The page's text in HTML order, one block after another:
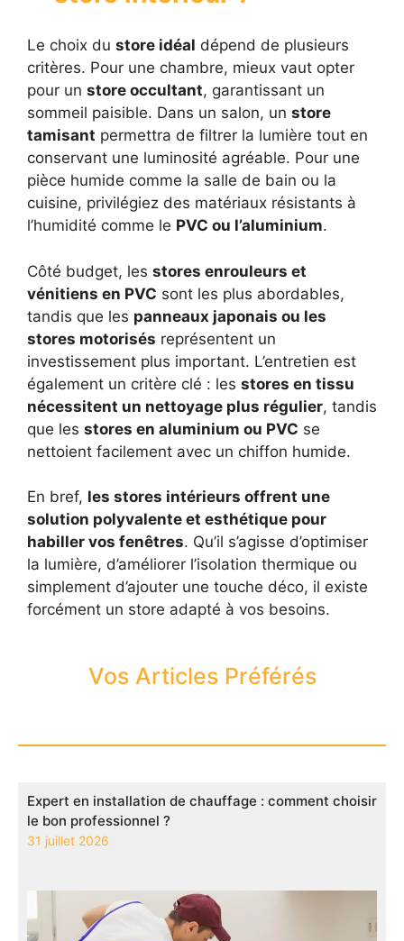
Le choix du store idéal dépend de plusieurs
critères. Pour une chambre, mieux vaut opter
pour un store occultant, garantissant un
sommeil paisible. Dans un salon, un store
tamisant permettra de filtrer la lumière tout en
conservant une luminosité agréable. Pour une
pièce humide comme la salle de bain ou la
cuisine, privilégiez des matériaux résistants à
l’humidité comme le PVC ou l’aluminium.
Côté budget, les stores enrouleurs et
vénitiens en PVC sont les plus abordables,
tandis que les panneaux japonais ou les
stores motorisés représentent un
investissement plus important. L’entretien est
également un critère clé : les stores en tissu
nécessitent un nettoyage plus régulier, tandis
que les stores en aluminium ou PVC se
nettoient facilement avec un chiffon humide.
En bref, les stores intérieurs offrent une
solution polyvalente et esthétique pour
habiller vos fenêtres. Qu’il s’agisse d’optimiser
la lumière, d’améliorer l’isolation thermique ou
simplement d’ajouter une touche déco, il existe
forcément un store adapté à vos besoins.
Vos Articles Préférés
Expert en installation de chauffage : comment choisir
le bon professionnel ?
31 juillet 2026